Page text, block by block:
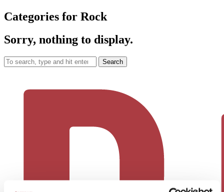
Categories for Rock
Sorry, nothing to display.
Search